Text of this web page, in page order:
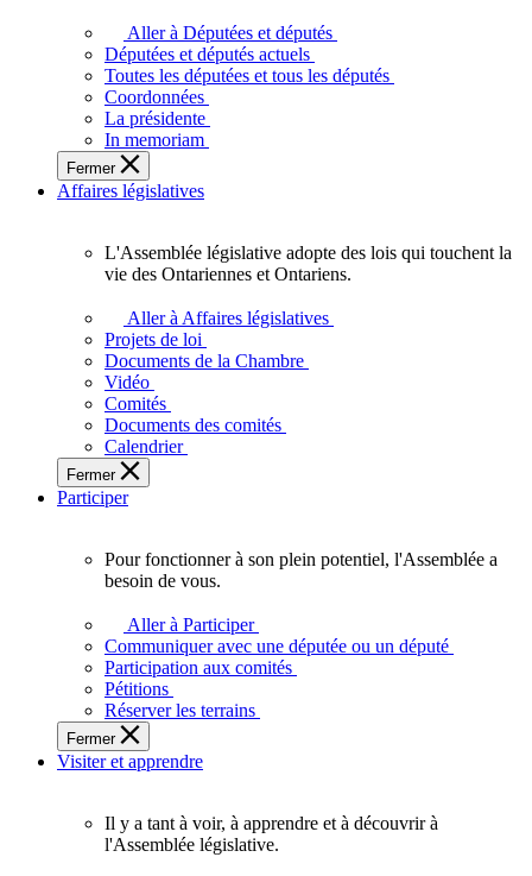
députés
vous
représentent
sein
de
l'Assemblée
législative
l'Ontario.
Aller à Députées et députés
Députées et députés actuels
Toutes les députées et tous les députés
Coordonnées
La présidente
In memoriam
Fermer
Affaires législatives
L'Assemblée
adopte
touchent
des
Ontariennes
et
L'Assemblée législative adopte des lois qui touchent la
vie des Ontariennes et Ontariens.
Aller à Affaires législatives
Projets de loi
Documents de la Chambre
Vidéo
Comités
Documents des comités
Calendrier
Fermer
Participer
plein
potentiel,
l'Assemblée
a
besoin
de
Pour fonctionner à son plein potentiel, l'Assemblée a
besoin de vous.
Aller à Participer
Communiquer avec une députée ou un député
Participation aux comités
Pétitions
Réserver les terrains
Fermer
Visiter et apprendre
Il y a tant à voir, à apprendre et à découvrir à
l'Assemblée législative.